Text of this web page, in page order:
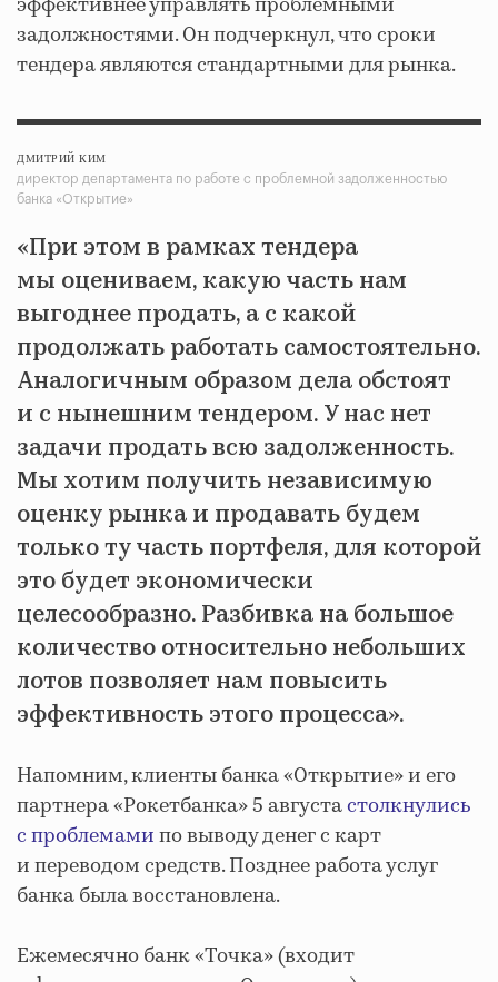
задолжностями. Он подчеркнул, что сроки
тендера являются стандартными для рынка.
ДМИТРИЙ КИМ
директор департамента по работе с проблемной задолженностью
банка «Открытие»
«При этом в рамках тендера
мы оцениваем, какую часть нам
выгоднее продать, а с какой
продолжать работать самостоятельно.
Аналогичным образом дела обстоят
и с нынешним тендером. У нас нет
задачи продать всю задолженность.
Мы хотим получить независимую
оценку рынка и продавать будем
только ту часть портфеля, для которой
это будет экономически
целесообразно. Разбивка на большое
количество относительно небольших
лотов позволяет нам повысить
эффективность этого процесса».
Напомним, клиенты банка «Открытие» и его
партнера «Рокетбанка» 5 августастолкнулись
с проблемамипо выводу денег с карт
и переводом средств. Позднее работа услуг
банка была восстановлена.
Ежемесячно банк «Точка» (входит